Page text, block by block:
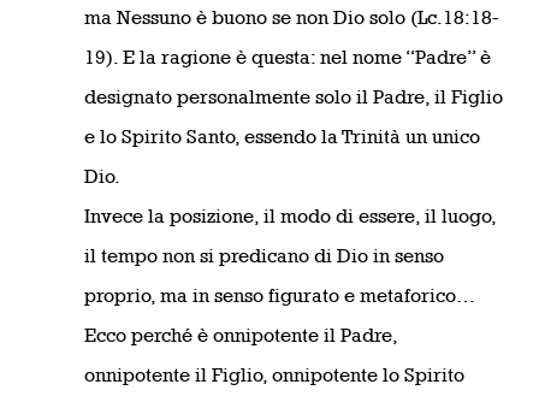
ma Nessuno è buono se non Dio solo (Lc.18:18-
19). E la ragione è questa: nel nome “Padre” è
designato personalmente solo il Padre, il Figlio
e lo Spirito Santo, essendo la Trinità un unico
Dio.
Invece la posizione, il modo di essere, il luogo,
il tempo non si predicano di Dio in senso
proprio, ma in senso figurato e metaforico…
Ecco perché è onnipotente il Padre,
onnipotente il Figlio, onnipotente lo Spirito